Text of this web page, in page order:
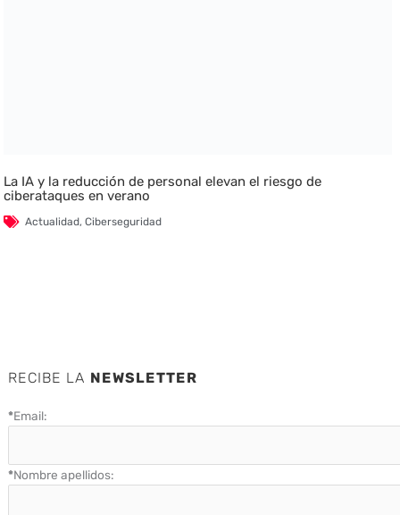
La IA y la reducción de personal elevan el riesgo de
ciberataques en verano
Actualidad,Ciberseguridad
RECIBE LA NEWSLETTER
*Email:
*Nombre apellidos: